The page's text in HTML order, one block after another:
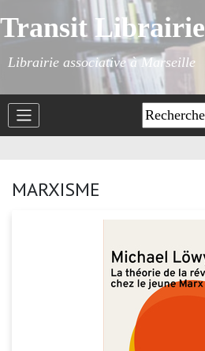
Transit Librairie
Librairie associative à Marseille
MARXISME